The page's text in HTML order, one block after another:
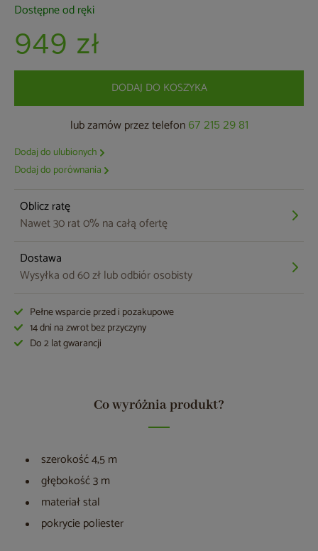
Dostępne od ręki
949 zł
DODAJ DO KOSZYKA
lub zamów przez telefon 67 215 29 81
Dodaj do ulubionych
Dodaj do porównania
Oblicz ratę
Nawet 30 rat 0% na całą ofertę
Dostawa
Wysyłka od 60 zł lub odbiór osobisty
Pełne wsparcie przed i pozakupowe
14 dni na zwrot bez przyczyny
Do 2 lat gwarancji
Co wyróżnia produkt?
szerokość 4,5 m
głębokość 3 m
materiał stal
pokrycie poliester